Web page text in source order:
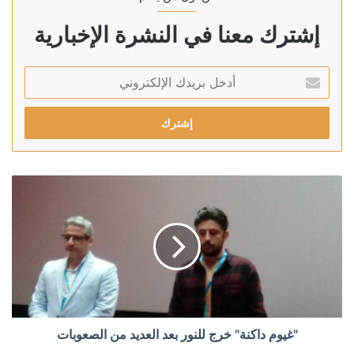
إشترك معنا في النشرة الإخبارية
بريدك
الإلكتروني
"غيوم داكنة" خرج للنور بعد العديد من الصعوبات